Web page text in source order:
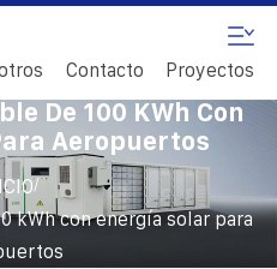
Contacto Proyectos
De 100 KWh Con
Aeropuertos
/
kWh con energía solar para